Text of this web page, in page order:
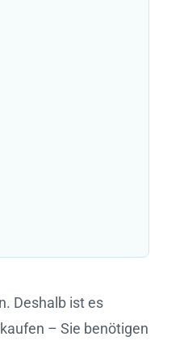
Deshalb ist es
– Sie benötigen